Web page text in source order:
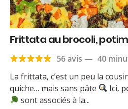
Frittata au brocoli,
56 avis — 40
La frittata, c’est un peu la
quiche… mais sans pâte
Ici,
sont associés à la...